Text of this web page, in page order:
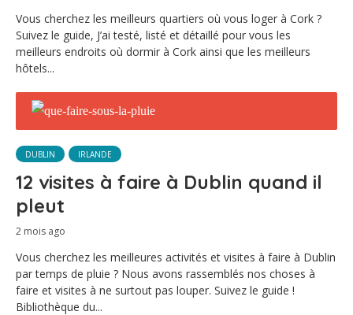
Vous cherchez les meilleurs quartiers où vous loger à Cork ?
Suivez le guide, J’ai testé, listé et détaillé pour vous les
meilleurs endroits où dormir à Cork ainsi que les meilleurs
hôtels...
DUBLIN IRLANDE
12 visites à faire à Dublin quand il
pleut
2 mois ago
Vous cherchez les meilleures activités et visites à faire à Dublin
par temps de pluie ? Nous avons rassemblés nos choses à
faire et visites à ne surtout pas louper. Suivez le guide !
Bibliothèque du...